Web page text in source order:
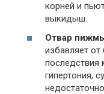
корней и
выкидыш.
Отвар
избавляет
последствия
гипертония,